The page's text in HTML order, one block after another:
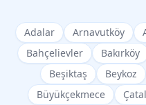
Adalar Arnavutköy
Bahçelievler
Bakırköy
Beşiktaş
Beykoz
Büyükçekmece